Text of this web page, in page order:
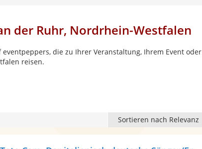
der Ruhr, Nordrhein-Westfalen
die zu Ihrer Veranstaltung, Ihrem Event oder
reisen.